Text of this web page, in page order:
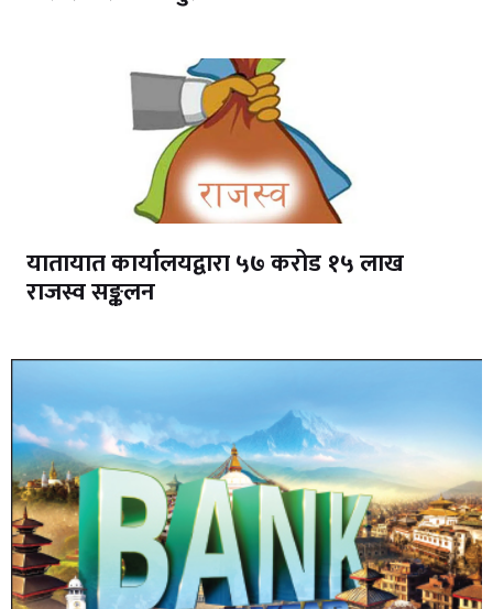
यातायात कार्यालयद्वारा ५७ करोड १५ लाख
राजस्व सङ्कलन